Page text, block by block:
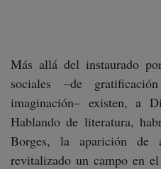
Más allá del instaurado
sociales –de
imaginación– existen, a
Hablando de literatura,
Borges, la aparición de
revitalizado un campo en